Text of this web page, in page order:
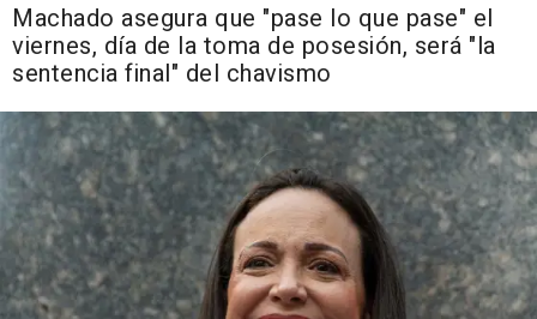
Machado asegura que "pase lo que pase" el
viernes, día de la toma de posesión, será "la
sentencia final" del chavismo